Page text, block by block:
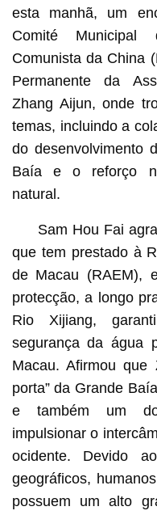
esta manhã, um
Comité
Comunista da China
Permanente da
Zhang Aijun, onde
temas, incluindo a
do desenvolvimento
Baía e o reforço
natural.
Sam Hou Fai
que tem prestado à
de Macau (RAEM),
protecção, a longo
Rio Xijiang,
segurança da água
Macau. Afirmou que
porta” da Grande
e também um
impulsionar o
ocidente. Devido
geográficos,
possuem um alto